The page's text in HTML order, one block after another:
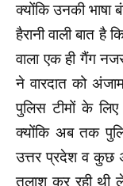
क्योंकि उनकी भाषा
हैरानी वाली बात है
वाला एक ही गैंग
ने वारदात को
पुलिस टीमों के
क्योंकि अब तक
उत्तर प्रदेश व कुछ
तलाश कर रही थी